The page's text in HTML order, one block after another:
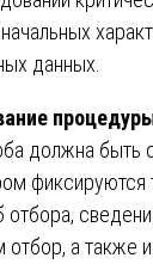
данных.
должна быть
фиксируются
отбор, а также